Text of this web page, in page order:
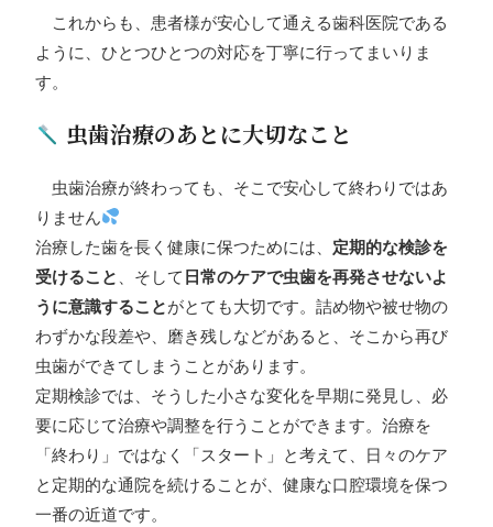
これからも、患者様が安心して通える歯科医院である
ように、ひとつひとつの対応を丁寧に行ってまいりま
す。
虫歯治療のあとに大切なこと
虫歯治療が終わっても、そこで安心して終わりではあ
りません
治療した歯を長く健康に保つためには、 定期的な検診を
受けること
、そして 日常のケアで虫歯を再発させないよ
うに意識することがとても大切です。詰め物や被せ物の
わずかな段差や、磨き残しなどがあると、そこから再び
虫歯ができてしまうことがあります。
定期検診では、そうした小さな変化を早期に発見し、必
要に応じて治療や調整を行うことができます。治療を
「終わり」ではなく「スタート」と考えて、日々のケア
と定期的な通院を続けることが、健康な口腔環境を保つ
一番の近道です。